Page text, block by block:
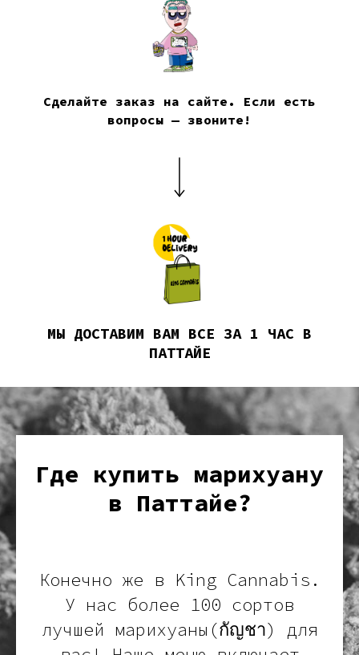
Сделайте заказ на сайте. Если есть
вопросы — звоните!
МЫ ДОСТАВИМ ВАМ ВСЕ ЗА 1 ЧАС В
ПАТТАЙЕ
Где купить марихуану
в Паттайе?
Конечно же в King Cannabis.
У нас более 100 сортов
лучшей марихуаны(กัญชา) для